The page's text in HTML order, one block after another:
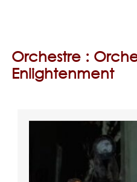
Orchestre :
Enlightenment